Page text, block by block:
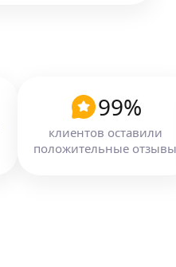
99%
клиентов оставили
положительные отзывы